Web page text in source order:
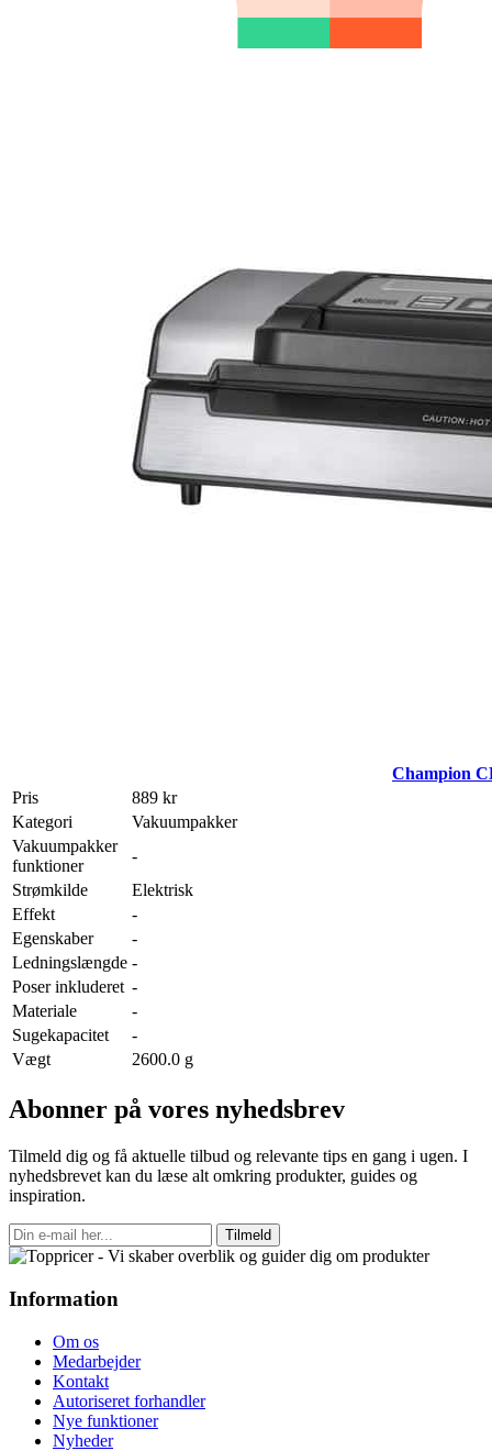
Champion
Pris
889 kr
Kategori
Vakuumpakker
Vakuumpakker
funktioner
-
Strømkilde
Elektrisk
Effekt
-
Egenskaber
-
Ledningslængde -
Poser inkluderet -
Materiale
-
Sugekapacitet
-
Vægt
2600.0 g
Abonner på vores nyhedsbrev
Tilmeld dig og få aktuelle tilbud og relevante tips en gang i ugen. I
nyhedsbrevet kan du læse alt omkring produkter, guides og
inspiration.
Tilmeld
Information
Om os
Medarbejder
Kontakt
Autoriseret forhandler
Nye funktioner
Nyheder